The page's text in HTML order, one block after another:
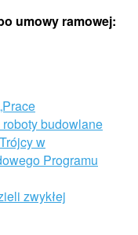
umowy ramowej:
budowlane
w
Programu
zwykłej